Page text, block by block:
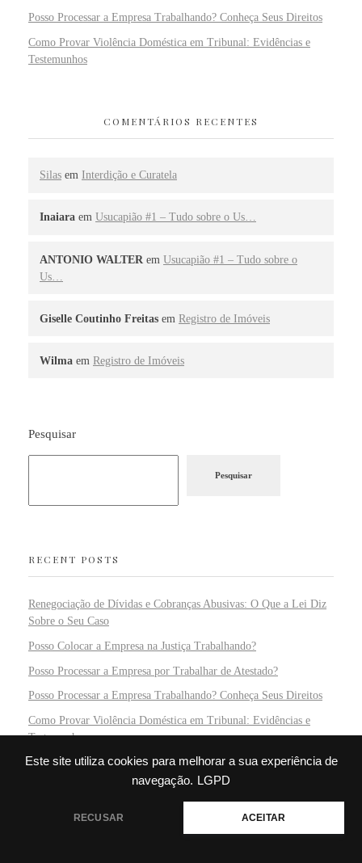
Este site utiliza cookies para melhorar a sua experiência de
navegação. LGPD
RECUSAR ACEITAR
Posso Processar a Empresa Trabalhando? Conheça Seus Direitos
Como Provar Violência Doméstica em Tribunal: Evidências e
Testemunhos
COMENTÁRIOS RECENTES
Silas em Interdição e Curatela
Inaiara em Usucapião #1 – Tudo sobre o Us…
ANTONIO WALTER em Usucapião #1 – Tudo sobre o
Us…
Giselle Coutinho Freitas em Registro de Imóveis
Wilma em Registro de Imóveis
Pesquisar
Pesquisar
RECENT POSTS
Renegociação de Dívidas e Cobranças Abusivas: O Que a Lei Diz
Sobre o Seu Caso
Posso Colocar a Empresa na Justiça Trabalhando?
Posso Processar a Empresa por Trabalhar de Atestado?
Posso Processar a Empresa Trabalhando? Conheça Seus Direitos
Como Provar Violência Doméstica em Tribunal: Evidências e
Testemunhos
Precisa de ajuda?